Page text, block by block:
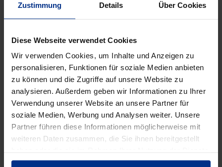
Zustimmung Details Über Cookies
Diese Webseite verwendet Cookies
Wir verwenden Cookies, um Inhalte und Anzeigen zu
personalisieren, Funktionen für soziale Medien anbieten
zu können und die Zugriffe auf unsere Website zu
analysieren. Außerdem geben wir Informationen zu Ihrer
Verwendung unserer Website an unsere Partner für
soziale Medien, Werbung und Analysen weiter. Unsere
Partner führen diese Informationen möglicherweise mit
weiteren Daten zusammen, die Sie ihnen bereitgestellt
gesammelt haben.
479,60 €
pro 100 Stück (exkl.
Code
EIGENSCHAFTEN
Für
nominal